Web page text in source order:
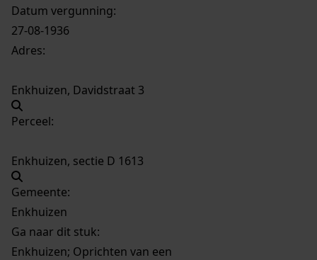
Datum vergunning:
27-08-1936
Adres:
Enkhuizen, Davidstraat 3
Perceel:
Enkhuizen, sectie D 1613
Gemeente:
Enkhuizen
Ga naar dit stuk:
Enkhuizen; Oprichten van een